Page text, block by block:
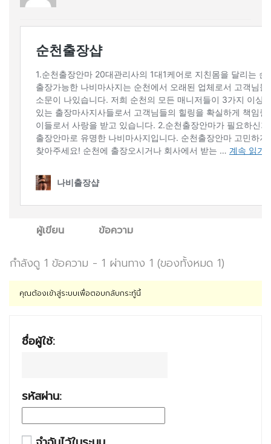
ผู้เขียน ข้อความ
กำลังดู 1 ข้อความ - 1 ผ่านทาง 1 (ของทั้งหมด 1)
คุณต้องเข้าสู่ระบบเพื่อตอบกลับกระทู้นี้
ชื่อผู้ใช้:
รหัสผ่าน: